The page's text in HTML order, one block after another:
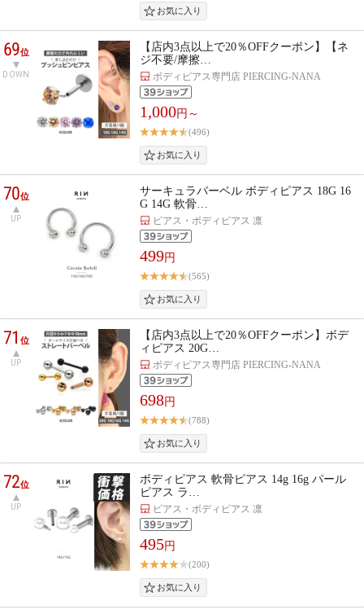
69位
DOWN
【店内3点以上で20％OFFクーポン】【ネ
ジ不要/摩擦…
ボディピアス専門店 PIERCING-NANA
1,000円～
(496)
70位
UP
サーキュラバーベル ボディピアス 18G 16
G 14G 軟骨…
ピアス・ボディピアス 凛
499円
(565)
71位
UP
【店内3点以上で20％OFFクーポン】ボデ
ィピアス 20G…
ボディピアス専門店 PIERCING-NANA
698円
(788)
72位
UP
ボディピアス 軟骨ピアス 14g 16g パール
ピアス ラ…
ピアス・ボディピアス 凛
495円
(200)